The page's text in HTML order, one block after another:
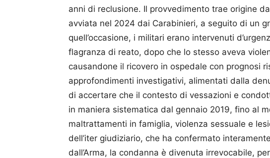
anni di reclusione. Il provvedimento trae origine
avviata nel 2024 dai Carabinieri, a seguito di un
quell’occasione, i militari erano intervenuti
flagranza di reato, dopo che lo stesso aveva
causandone il ricovero in ospedale con prognosi
approfondimenti investigativi, alimentati dalla
di accertare che il contesto di vessazioni e
in maniera sistematica dal gennaio 2019, fino al
maltrattamenti in famiglia, violenza sessuale e
dell’iter giudiziario, che ha confermato
dall’Arma, la condanna è divenuta irrevocabile,